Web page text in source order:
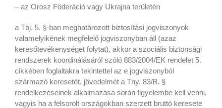
– az Orosz Föderáció vagy Ukrajna területén
a Tbj. 5. §-ban meghatározott biztosítási jogviszonyok
valamelyikének megfelelő jogviszonyban áll (azaz
keresőtevékenységet folytat), akkor a szociális biztonsági
rendszerek koordinálásáról szóló 883/2004/EK rendelet 5.
cikkében foglaltakra tekintettel az e jogviszonyból
származó keresetét, jövedelmét a Tny. 83/B. §
rendelkezéseinek alkalmazása során figyelembe kell venni,
vagyis ha a felsorolt országokban szerzett bruttó keresete